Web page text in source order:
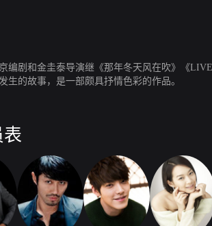
编剧和金圭泰导演继《那年冬天风在吹》《
生的故事，是一部颇具抒情色彩的作品。
表